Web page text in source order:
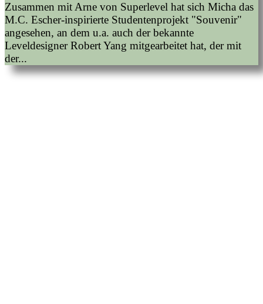
Zusammen mit Arne von Superlevel hat sich Micha das
M.C. Escher-inspirierte Studentenprojekt "Souvenir"
angesehen, an dem u.a. auch der bekannte
Leveldesigner Robert Yang mitgearbeitet hat, der mit
der...